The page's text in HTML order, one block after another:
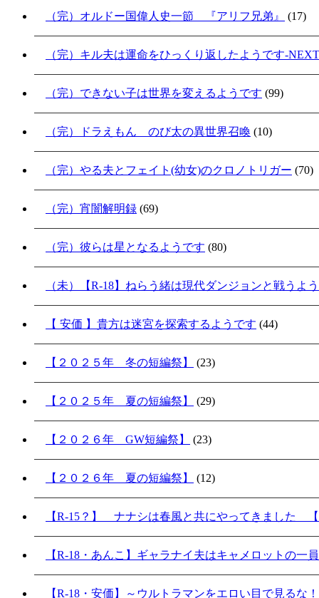
（完）オルドー国偉人史一節 『アリフ兄弟』 (17)
（完）キル夫は運命をひっくり返したようです-
（完）できない子は世界を変えるようです (99)
（完）ドラえもん のび太の異世界召喚 (10)
（完）やる夫とフェイト(幼女)のクロノトリガー (70)
（完）宵闇解明録 (69)
（完）彼らは星となるようです (80)
（未）【R-18】ねらう緒は現代ダンジョンと戦うよ
【 安価 】貴方は迷宮を探索するようです (44)
【２０２５年 冬の短編祭】 (23)
【２０２５年 夏の短編祭】 (29)
【２０２６年 GW短編祭】 (23)
【２０２６年 夏の短編祭】 (12)
【R-15？】 ナナシは春風と共にやってきました
【R-18・あんこ】ギャラナイ夫はキャメロットの一
【R-18・安価】～ウルトラマンをエロい目で見るな